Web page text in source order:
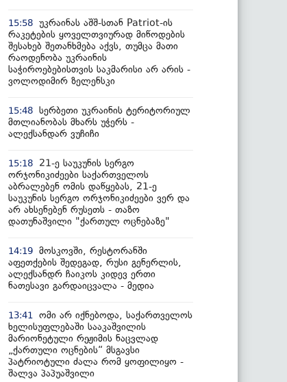
15:58 უკრაინას აშშ-სთან Patriot-ის
რაკეტების ყოველთვიურად მიწოდების
შესახებ შეთანხმება აქვს, თუმცა მათი
რაოდენობა უკრაინის
საჭიროებებისთვის საკმარისი არ არის -
ვოლოდიმირ ზელენსკი
15:48 სერბეთი უკრაინის ტერიტორიულ
მთლიანობას მხარს უჭერს -
ალექსანდარ ვუჩიჩი
15:18
21-ე საუკუნის სერგო
ორჯონიკიძეები საქართველოს
აბრალებენ ომის დაწყებას, 21-ე
საუკუნის სერგო ორჯონიკიძეები ვერ და
არ ახსენებენ რუსეთს - თაზო
დათუნაშვილი "ქართულ ოცნებაზე"
14:19 მოსკოვში, რესტორანში
აფეთქების შედეგად, რუსი გენერლის,
ალექსანდრ ჩაიკოს კიდევ ერთი
ნათესავი გარდაიცვალა - მედია
13:41
ომი არ იქნებოდა, საქართველოს
ხელისუფლებაში სააკაშვილის
მარიონეტული რეჟიმის ნაცვლად
„ქართული ოცნების“ მსგავსი
პატრიოტული ძალა რომ ყოფილიყო -
შალვა პაპუაშვილი